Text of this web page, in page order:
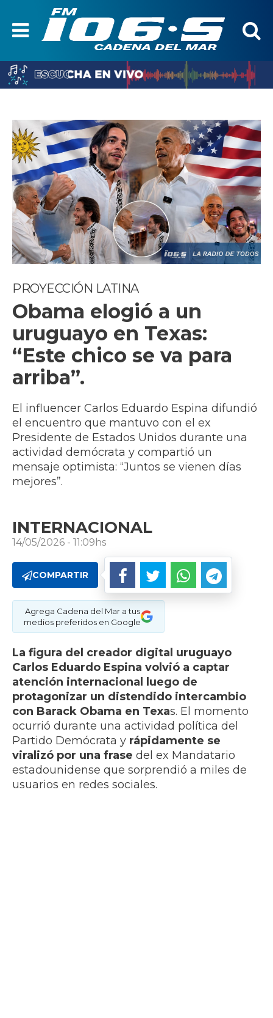
PROYECCIÓN LATINA
Obama elogió a un
uruguayo en Texas:
“Este chico se va para
arriba”.
El influencer Carlos Eduardo Espina difundió
el encuentro que mantuvo con el ex
Presidente de Estados Unidos durante una
actividad demócrata y compartió un
mensaje optimista: “Juntos se vienen días
mejores”.
INTERNACIONAL
14/05/2026 - 11:09hs
COMPARTIR
Agrega Cadena del Mar a tus
medios preferidos en Google
La figura del creador digital uruguayo
Carlos Eduardo Espina volvió a captar
atención internacional luego de
protagonizar un distendido intercambio
con Barack Obama en Texas. El momento
ocurrió durante una actividad política del
Partido Demócrata y rápidamente se
viralizó por una frase del ex Mandatario
estadounidense que sorprendió a miles de
usuarios en redes sociales.